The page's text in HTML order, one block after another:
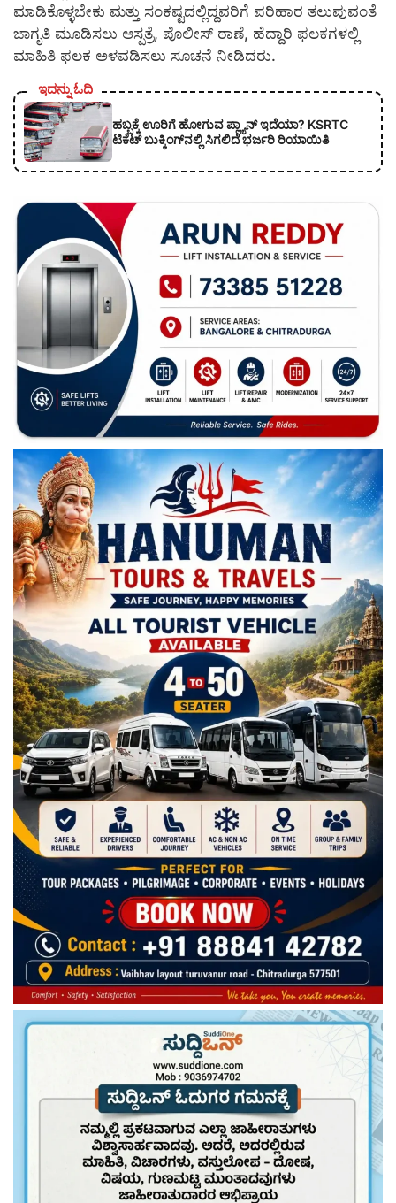
ಮಾಡಿಕೊಳ್ಳಬೇಕು ಮತ್ತು ಸಂಕಷ್ಟದಲ್ಲಿದ್ದವರಿಗೆ ಪರಿಹಾರ ತಲುಪುವಂತೆ
ಜಾಗೃತಿ ಮೂಡಿಸಲು ಆಸ್ಪತ್ರೆ, ಪೊಲೀಸ್ ಠಾಣೆ, ಹೆದ್ದಾರಿ ಫಲಕಗಳಲ್ಲಿ
ಮಾಹಿತಿ ಫಲಕ ಅಳವಡಿಸಲು ಸೂಚನೆ ನೀಡಿದರು.
ಇದನ್ನು ಓದಿ
ಹಬ್ಬಕ್ಕೆ ಊರಿಗೆ ಹೋಗುವ ಪ್ಲ್ಯಾನ್ ಇದೆಯಾ? KSRTC
ಟಿಕೆಟ್ ಬುಕ್ಕಿಂಗ್‌ನಲ್ಲಿ ಸಿಗಲಿದೆ ಭರ್ಜರಿ ರಿಯಾಯಿತಿ